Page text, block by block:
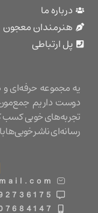
ما
معجون
ارتباطی
حرفه‌ای و
داریم جمع‌مون
خوبی کسب کنید و
ناشر خوبی‌ها باشیم …
09392736175
09107684147